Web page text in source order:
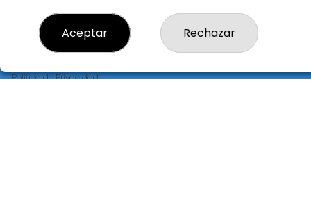
LEGAL
Política de Privacidad
Aceptar Rechazar